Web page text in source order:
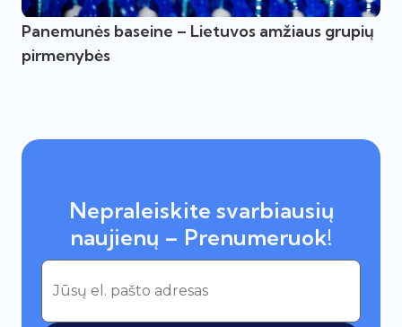
Panemunės baseine – Lietuvos amžiaus grupių
pirmenybės
Nepraleiskite svarbiausių
naujienų – Prenumeruok!